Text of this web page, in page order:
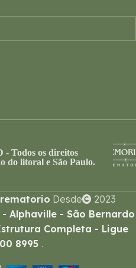
- Todos os direitos
do litoral e São Paulo.
Desde
2023
Alphaville - São Bernardo
Completa - Ligue
8995 .